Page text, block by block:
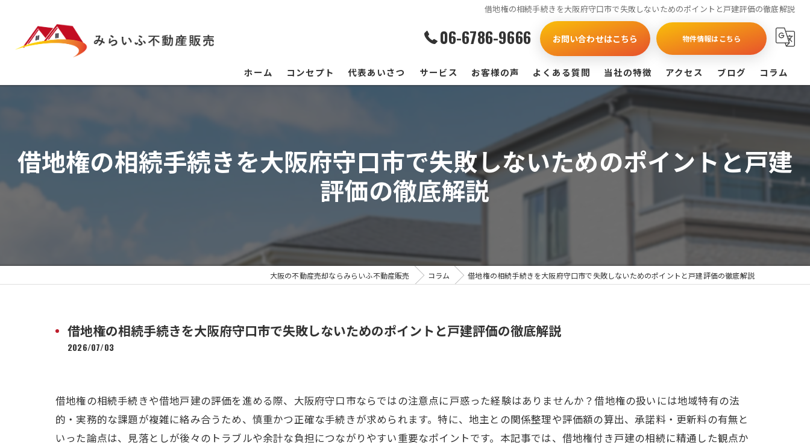
借地権の相続手続きを大阪府守口市で失敗しないためのポイントと戸建評価の徹底解説
06-6786-9666 お問い合わせはこちら 物件情報はこちら
ホーム コンセプト 代表あいさつ サービス お客様の声 よくある質問 当社の特徴
買取
戸建て
マンション
アクセス ブログ コラム
借地権の相続手続きを大阪府守口市で失敗しないためのポイントと戸建
評価の徹底解説
大阪の不動産売却ならみらいふ不動産販売 コラム 借地権の相続手続きを大阪府守口市で失敗しないためのポイントと戸建評価の徹底解説
借地権の相続手続きを大阪府守口市で失敗しないためのポイントと戸建評価の徹底解説
2026/07/03
借地権の相続手続きや借地戸建の評価を進める際、大阪府守口市ならではの注意点に戸惑った経験はありませんか？借地権の扱いには地域特有の法
的・実務的な課題が複雑に絡み合うため、慎重かつ正確な手続きが求められます。特に、地主との関係整理や評価額の算出、承諾料・更新料の有無と
いった論点は、見落としが後々のトラブルや余計な負担につながりやすい重要なポイントです。本記事では、借地権付き戸建の相続に精通した観点か